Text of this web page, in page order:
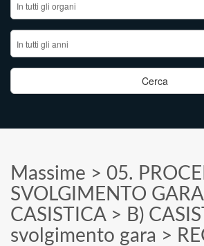
Massime > 05.
SVOLGIMENTO
CASISTICA> B)
svolgimento gara >